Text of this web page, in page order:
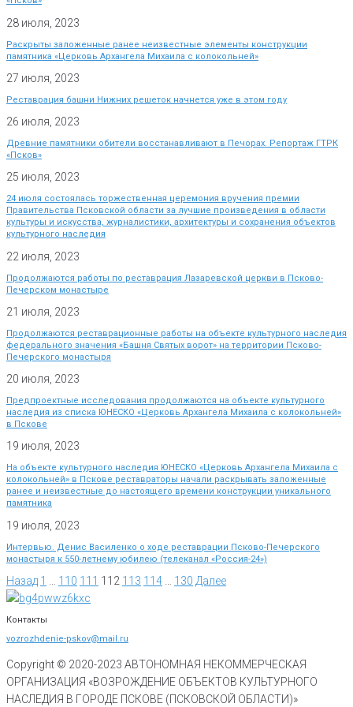
28 июля, 2023
Раскрыты заложенные ранее неизвестные элементы конструкции
памятника «Церковь Архангела Михаила с колокольней»
27 июля, 2023
Реставрация башни Нижних решеток начнется уже в этом году
26 июля, 2023
Древние памятники обители восстанавливают в Печорах. Репортаж ГТРК
«Псков»
25 июля, 2023
24 июля состоялась торжественная церемония вручения премии
Правительства Псковской области за лучшие произведения в области
культуры и искусства, журналистики, архитектуры и сохранения объектов
культурного наследия
22 июля, 2023
Продолжаются работы по реставрация Лазаревской церкви в Псково-
Печерском монастыре
21 июля, 2023
Продолжаются реставрационные работы на объекте культурного наследия
федерального значения «Башня Святых ворот» на территории Псково-
Печерского монастыря
20 июля, 2023
Предпроектные исследования продолжаются на объекте культурного
наследия из списка ЮНЕСКО «Церковь Архангела Михаила с колокольней»
в Пскове
19 июля, 2023
На объекте культурного наследия ЮНЕСКО «Церковь Архангела Михаила с
колокольней» в Пскове реставраторы начали раскрывать заложенные
ранее и неизвестные до настоящего времени конструкции уникального
памятника
19 июля, 2023
Интервью. Денис Василенко о ходе реставрации Псково-Печерского
монастыря к 550-летнему юбилею (телеканал «Россия-24»)
Назад 1 110 111 112 113 114 130 Далее
Контакты
vozrozhdenie-pskov@mail.ru
Copyright © 2020-2023 АВТОНОМНАЯ НЕКОММЕРЧЕСКАЯ
ОРГАНИЗАЦИЯ «ВОЗРОЖДЕНИЕ ОБЪЕКТОВ КУЛЬТУРНОГО
НАСЛЕДИЯ В ГОРОДЕ ПСКОВЕ (ПСКОВСКОЙ ОБЛАСТИ)»